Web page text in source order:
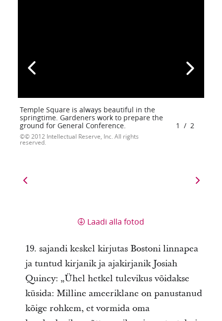
Temple Square is always beautiful in the
springtime. Gardeners work to prepare the
ground for General Conference.
© 2012 Intellectual Reserve, Inc. All rights
reserved.
1 / 2
Laadi alla fotod
19. sajandi keskel kirjutas Bostoni linnapea
ja tuntud kirjanik ja ajakirjanik Josiah
Quincy: „Ühel hetkel tulevikus võidakse
küsida: Milline ameeriklane on panustanud
kõige rohkem, et vormida oma